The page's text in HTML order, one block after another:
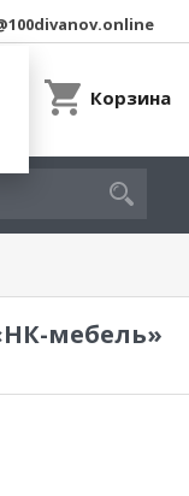
Корзина
мебель»